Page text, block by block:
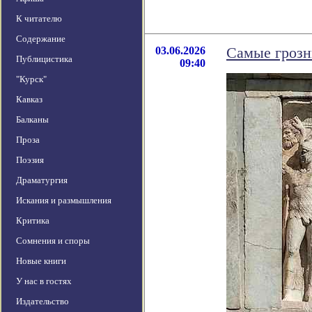
К читателю
Содержание
Публицистика
"Курск"
Кавказ
Балканы
Проза
Поэзия
Драматургия
Искания и размышления
Критика
Сомнения и споры
Новые книги
У нас в гостях
Издательство
03.06.2026
09:40
Самые